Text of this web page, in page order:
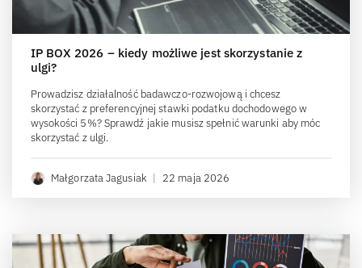
IP BOX 2026 – kiedy możliwe jest skorzystanie z
ulgi?
Prowadzisz działalność badawczo-rozwojową i chcesz
skorzystać z preferencyjnej stawki podatku dochodowego w
wysokości 5%? Sprawdź jakie musisz spełnić warunki aby móc
skorzystać z ulgi.
Małgorzata Jagusiak | 22 maja 2026